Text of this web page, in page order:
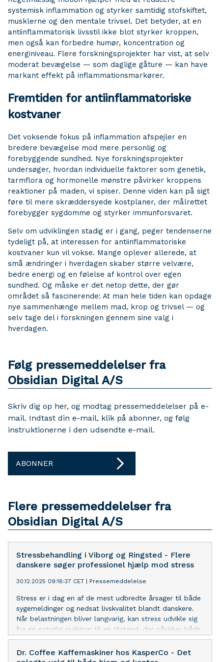
systemisk inflammation og styrker samtidig stofskiftet,
musklerne og den mentale trivsel. Det betyder, at en
antiinflammatorisk livsstil ikke blot styrker kroppen,
men også kan forbedre humør, koncentration og
energiniveau. Flere forskningsprojekter har vist, at selv
moderat bevægelse — som daglige gåture — kan have
markant effekt på inflammationsmarkører.
Fremtiden for antiinflammatoriske
kostvaner
Det voksende fokus på inflammation afspejler en
bredere bevægelse mod mere personlig og
forebyggende sundhed. Nye forskningsprojekter
undersøger, hvordan individuelle faktorer som genetik,
tarmflora og hormonelle mønstre påvirker kroppens
reaktioner på maden, vi spiser. Denne viden kan på sigt
føre til mere skræddersyede kostplaner, der målrettet
forebygger sygdomme og styrker immunforsvaret.
Selv om udviklingen stadig er i gang, peger tendenserne
tydeligt på, at interessen for antiinflammatoriske
kostvaner kun vil vokse. Mange oplever allerede, at
små ændringer i hverdagen skaber større velvære,
bedre energi og en følelse af kontrol over egen
sundhed. Og måske er det netop dette, der gør
området så fascinerende: At man hele tiden kan opdage
nye sammenhænge mellem mad, krop og trivsel — og
selv tage del i forskningen gennem sine valg i
hverdagen.
Følg pressemeddelelser fra
Obsidian Digital A/S
Skriv dig op her, og modtag pressemeddelelser på e-
mail. Indtast din e-mail, klik på abonner, og følg
instruktionerne i den udsendte e-mail.
ABONNER
Flere pressemeddelelser fra
Obsidian Digital A/S
Stressbehandling i Viborg og Ringsted - Flere
danskere søger professionel hjælp mod stress
30.12.2025 09:16:37 CET Pressemeddelelse
Stress er i dag en af de mest udbredte årsager til både
sygemeldinger og nedsat livskvalitet blandt danskere.
Når belastningen bliver langvarig, kan stress udvikle sig
fra en naturlig reaktion til en tilstand, der påvirker både
krop, tanker og følelser. Derfor vælger flere og flere at
søge professionel hjælp, hvor der arbejdes med både
symptomer og de bagvedliggende årsager. Hos Kimose
Dr. Coffee Kaffemaskiner hos KasperCo - Det